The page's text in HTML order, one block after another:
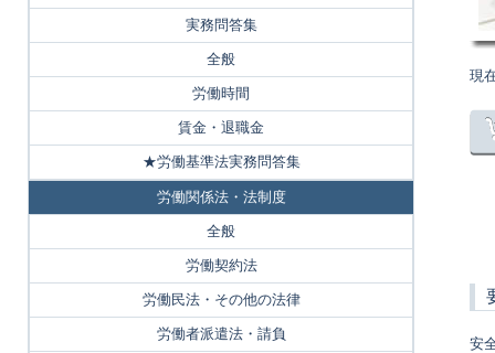
現
安
実務問答集
全般
労働時間
賃金・退職金
★労働基準法実務問答集
労働関係法・法制度
全般
労働契約法
労働民法・その他の法律
労働者派遣法・請負